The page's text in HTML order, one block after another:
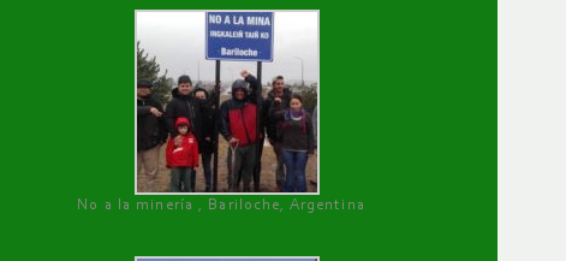
No a la minería , Bariloche, Argentina